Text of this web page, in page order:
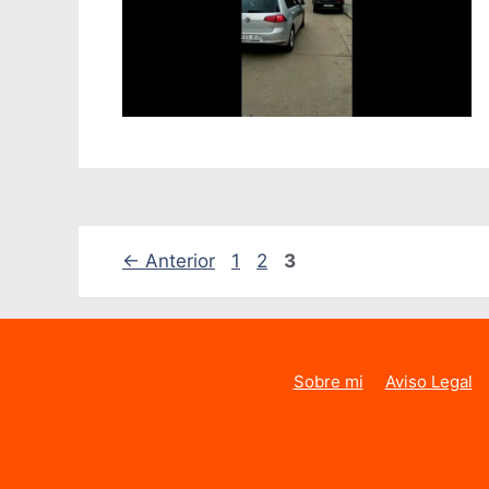
← Anterior Página
1 Página
2 Página
3
Sobre mi Aviso Legal